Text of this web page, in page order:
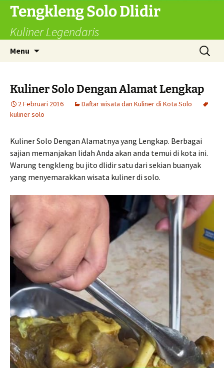
Langsung
Tengkleng Solo Dlidir
Kuliner Legendaris
Menu
Cari
untuk:
Kuliner Solo Dengan Alamat Lengkap
2 Februari 2016
Daftar wisata dan Kuliner di Kota Solo
kuliner solo
Kuliner Solo Dengan Alamatnya yang Lengkap. Berbagai
sajian memanjakan lidah Anda akan anda temui di kota ini.
Warung tengkleng bu jito dlidir satu dari sekian buanyak
yang menyemarakkan wisata kuliner di solo.